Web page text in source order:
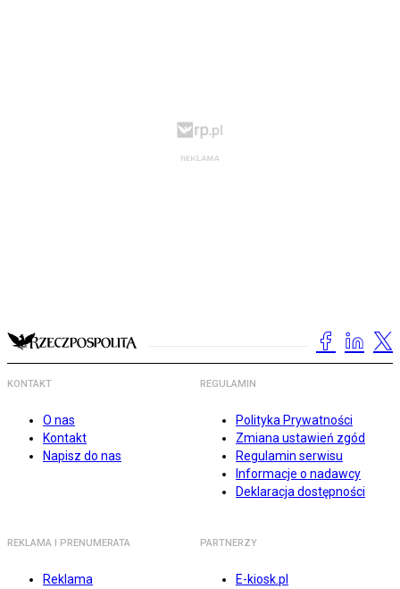
KONTAKT
O nas
Kontakt
Napisz do nas
REGULAMIN
Polityka Prywatności
Zmiana ustawień zgód
Regulamin serwisu
Informacje o nadawcy
Deklaracja dostępności
REKLAMA I PRENUMERATA
Reklama
PARTNERZY
E-kiosk.pl